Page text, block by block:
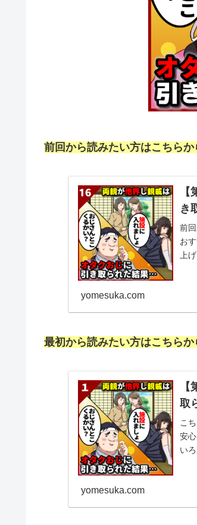
前回から読みたい方はこちら
き
前
お
上
yomesuka.com
最初から読みたい方はこちら
取
こ
安
い
yomesuka.com